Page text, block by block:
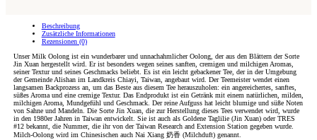
Beschreibung
Zusätzliche Informationen
Rezensionen (0)
Unser Milk Oolong ist ein wunderbarer und unnachahmlicher Oolong, der aus den Blättern der Sorte
Jin Xuan hergestellt wird. Er ist besonders wegen seines sanften, cremigen und milchigen Aromas,
seiner Textur und seines Geschmacks beliebt. Es ist ein leicht gebackener Tee, der in der Umgebung
der Gemeinde Alishan im Landkreis Chiayi, Taiwan, angebaut wird. Der Teemeister wendet einen
langsamen Backprozess an, um das Beste aus diesem Tee herauszuholen: ein angereichertes, sanftes,
süßes Aroma und eine cremige Textur. Das Endprodukt ist ein Getränk mit einem natürlichen, milden,
milchigen Aroma, Mundgefühl und Geschmack. Der reine Aufguss hat leicht blumige und süße Noten
von Sahne und Mandeln. Die Sorte Jin Xuan, die zur Herstellung dieses Tees verwendet wird, wurde
in den 1980er Jahren in Taiwan entwickelt. Sie ist auch als Goldene Taglilie (Jin Xuan) oder TRES
#12 bekannt, die Nummer, die ihr von der Taiwan Research and Extension Station gegeben wurde.
Milch-Oolong wird im Chinesischen auch Nai Xiang 奶香 (Milchduft) genannt.